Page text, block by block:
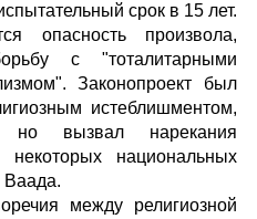
срок в 15 лет.
опасность произвола,
с "тоталитарными
Законопроект был
истеблишментом,
вызвал нарекания
национальных
Ваада.
между религиозной